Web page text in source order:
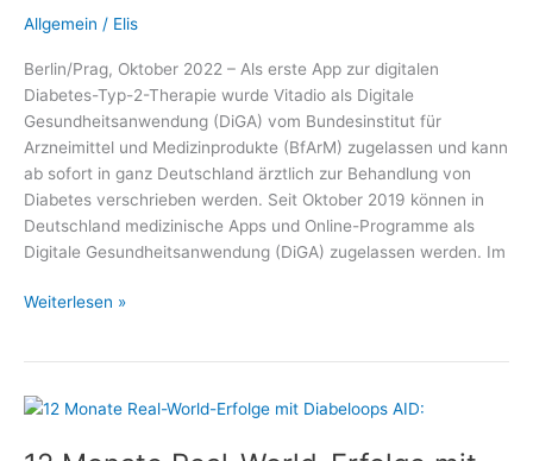
Allgemein / Elis
Berlin/Prag, Oktober 2022 – Als erste App zur digitalen
Diabetes-Typ-2-Therapie wurde Vitadio als Digitale
Gesundheitsanwendung (DiGA) vom Bundesinstitut für
Arzneimittel und Medizinprodukte (BfArM) zugelassen und kann
ab sofort in ganz Deutschland ärztlich zur Behandlung von
Diabetes verschrieben werden. Seit Oktober 2019 können in
Deutschland medizinische Apps und Online-Programme als
Digitale Gesundheitsanwendung (DiGA) zugelassen werden. Im
Diabetes-
Vitadio
Weiterlesen »